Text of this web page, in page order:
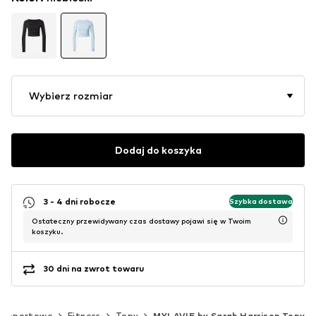
Wybierz rozmiar
Dodaj do koszyka
3 - 4 dni robocze Szybka dostawa
Ostateczny przewidywany czas dostawy pojawi się w Twoim
koszyku.
30 dni na zwrot towaru